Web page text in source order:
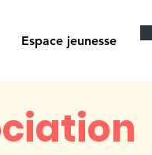
Espace jeunesse